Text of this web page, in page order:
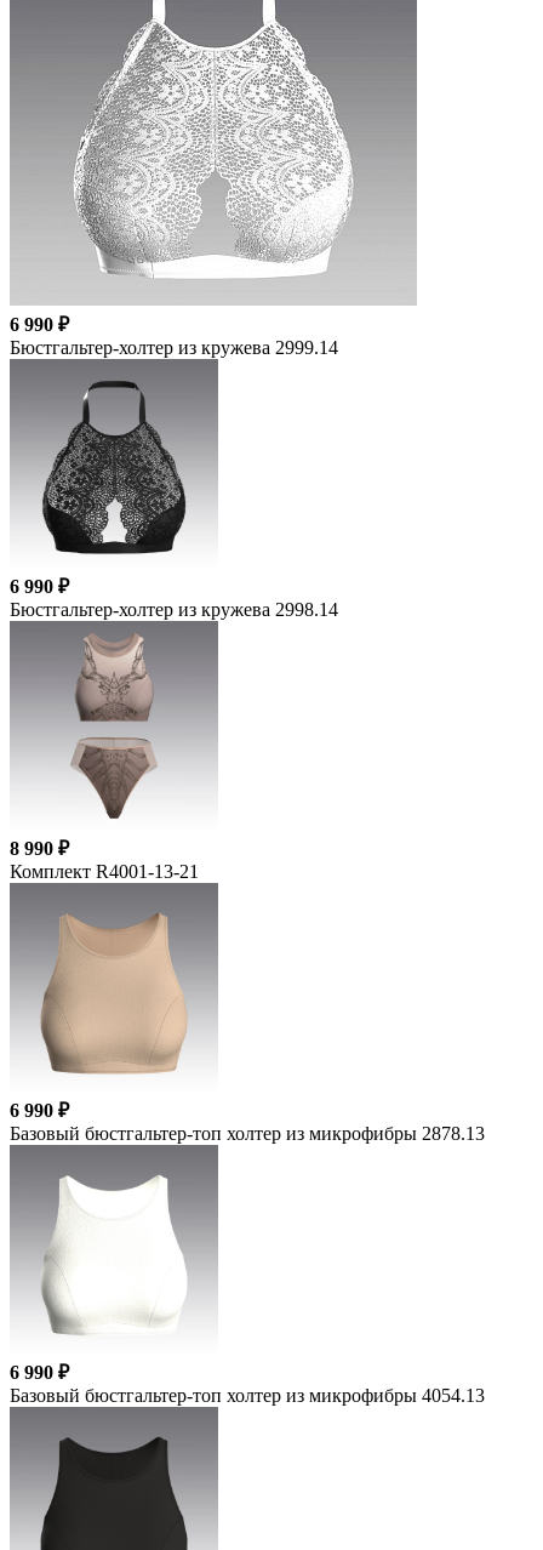
6 990 ₽
Бюстгальтер-холтер из кружева 2999.14
6 990 ₽
Бюстгальтер-холтер из кружева 2998.14
8 990 ₽
Комплект R4001-13-21
6 990 ₽
Базовый бюстгальтер-топ холтер из микрофибры 2878.13
6 990 ₽
Базовый бюстгальтер-топ холтер из микрофибры 4054.13